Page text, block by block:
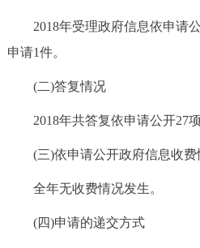
2018年受理政府信息依申请公
申请1件。
(二)答复情况
2018年共答复依申请公开27项
(三)依申请公开政府信息收费
全年无收费情况发生。
(四)申请的递交方式